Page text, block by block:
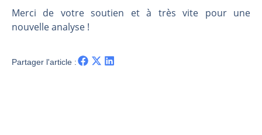
Merci de votre soutien et à très vite pour une
nouvelle analyse !
Partager l'article :